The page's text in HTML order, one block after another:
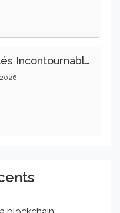
Les Clés Incontournables Pour Réussir Vos Transactions Immobilières